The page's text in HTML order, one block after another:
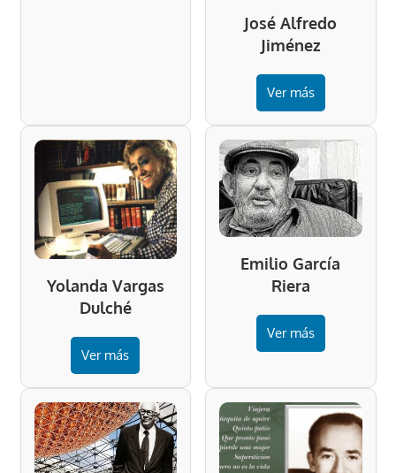
José Alfredo
Jiménez
Ver más
Yolanda Vargas
Dulché
Ver más
Emilio García
Riera
Ver más